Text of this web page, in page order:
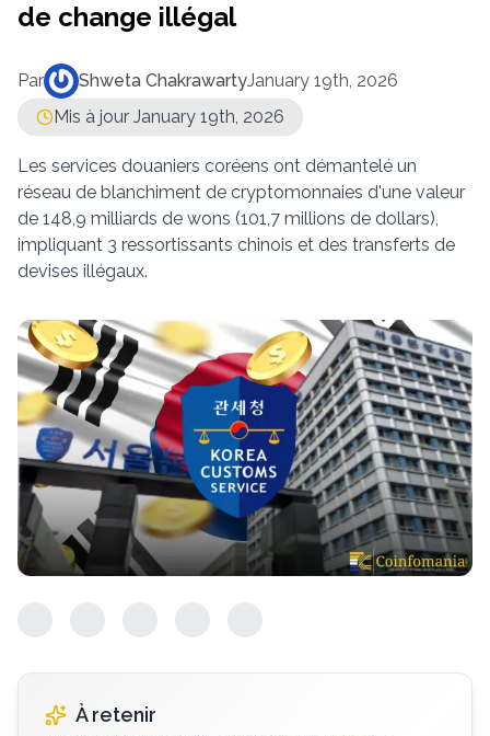
de change illégal
Par Shweta ChakrawartyJanuary 19th, 2026
Mis à jour January 19th, 2026
Les services douaniers coréens ont démantelé un
réseau de blanchiment de cryptomonnaies d'une valeur
de 148,9 milliards de wons (101,7 millions de dollars),
impliquant 3 ressortissants chinois et des transferts de
devises illégaux.
À retenir